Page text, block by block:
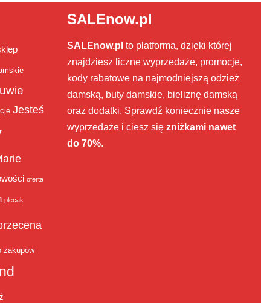
Jesteś
oferta
plecak
zakupów
SALEnow.pl
SALEnow.pl to platforma, dzięki której
znajdziesz liczne wyprzedaże, promocje,
kody rabatowe na najmodniejszą odzież
damską, buty damskie, bieliznę damską
oraz dodatki. Sprawdź koniecznie nasze
wyprzedaże i ciesz się zniżkami nawet
do 70%.